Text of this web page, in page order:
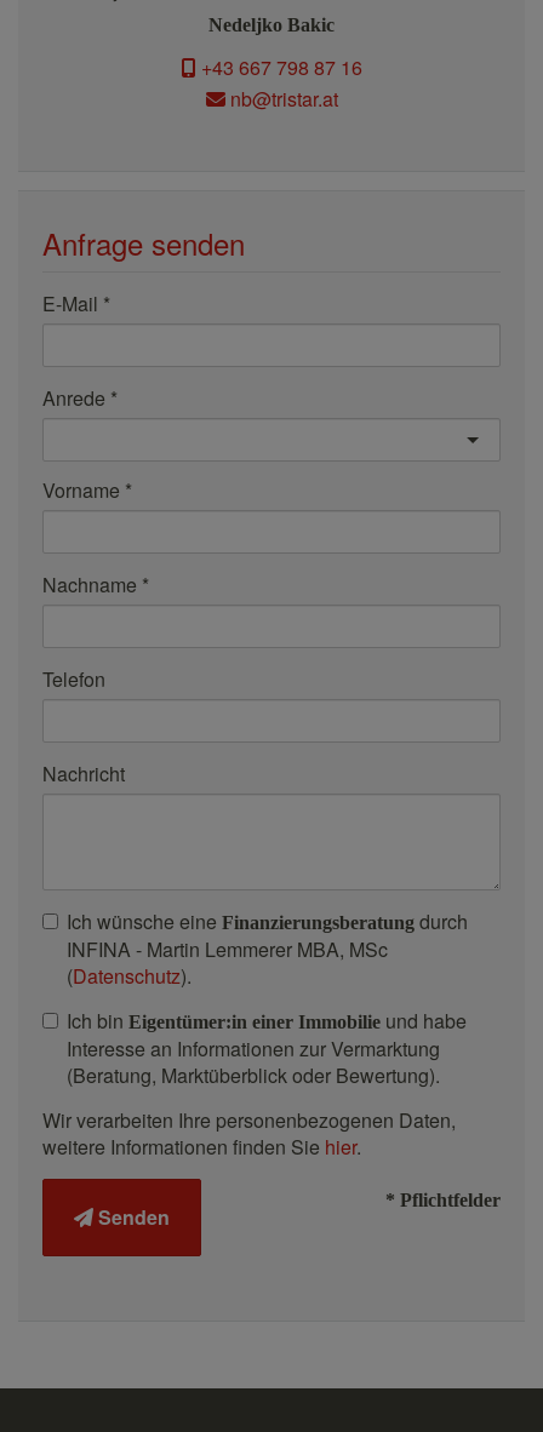
Nedeljko Bakic
+43 667 798 87 16
nb@tristar.at
Anfrage senden
E-Mail
Anrede
Vorname
Nachname
Telefon
Nachricht
Ich wünsche eine Finanzierungsberatung durch
INFINA - Martin Lemmerer MBA, MSc
(Datenschutz).
Ich bin Eigentümer:in einer Immobilie und habe
Interesse an Informationen zur Vermarktung
(Beratung, Marktüberblick oder Bewertung).
Wir verarbeiten Ihre personenbezogenen Daten,
weitere Informationen finden Sie hier.
Senden
* Pflichtfelder